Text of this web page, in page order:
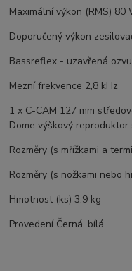
Maximální výkon (RMS) 80
Doporučený výkon
Bassreflex - uzavřená
Mezní frekvence 2,8 kHz
1 x C-CAM 127 mm
Dome výškový
Rozměry (s mřížkami a
Rozměry (s nožkami nebo
Hmotnost (ks) 3,9 kg
Provedení Černá, bílá